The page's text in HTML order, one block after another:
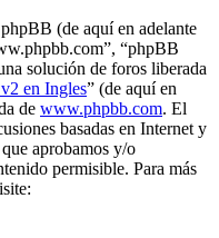
(de aquí en adelante
“phpBB
solución de foros liberada
en Ingles” (de aquí en
de www.phpbb.com. El
basadas en Internet y
aprobamos y/o
permisible. Para más